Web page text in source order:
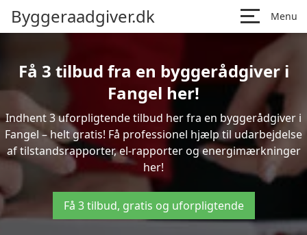
Byggeraadgiver.dk Menu
Få 3 tilbud fra en byggerådgiver i
Fangel her!
Indhent 3 uforpligtende tilbud her fra en byggerådgiver i
Fangel – helt gratis! Få professionel hjælp til udarbejdelse
af tilstandsrapporter, el-rapporter og energimærkninger
her!
Få 3 tilbud, gratis og uforpligtende